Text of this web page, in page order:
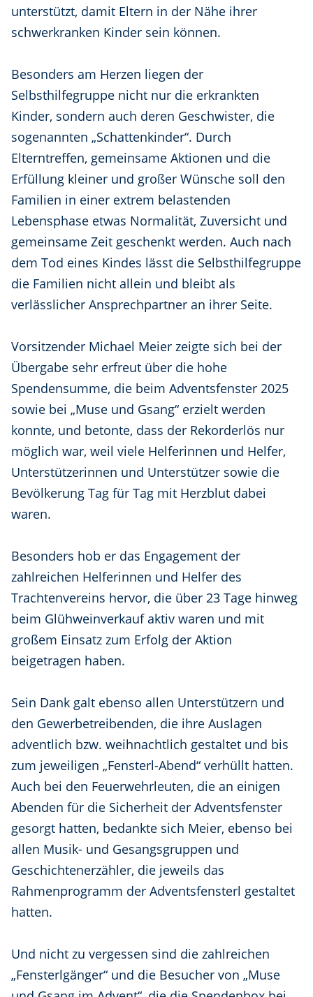
unterstützt, damit Eltern in der Nähe ihrer
schwerkranken Kinder sein können.
Besonders am Herzen liegen der
Selbsthilfegruppe nicht nur die erkrankten
Kinder, sondern auch deren Geschwister, die
sogenannten „Schattenkinder“. Durch
Elterntreffen, gemeinsame Aktionen und die
Erfüllung kleiner und großer Wünsche soll den
Familien in einer extrem belastenden
Lebensphase etwas Normalität, Zuversicht und
gemeinsame Zeit geschenkt werden. Auch nach
dem Tod eines Kindes lässt die Selbsthilfegruppe
die Familien nicht allein und bleibt als
verlässlicher Ansprechpartner an ihrer Seite.
Vorsitzender Michael Meier zeigte sich bei der
Übergabe sehr erfreut über die hohe
Spendensumme, die beim Adventsfenster 2025
sowie bei „Muse und Gsang“ erzielt werden
konnte, und betonte, dass der Rekorderlös nur
möglich war, weil viele Helferinnen und Helfer,
Unterstützerinnen und Unterstützer sowie die
Bevölkerung Tag für Tag mit Herzblut dabei
waren.
Besonders hob er das Engagement der
zahlreichen Helferinnen und Helfer des
Trachtenvereins hervor, die über 23 Tage hinweg
beim Glühweinverkauf aktiv waren und mit
großem Einsatz zum Erfolg der Aktion
beigetragen haben.
Sein Dank galt ebenso allen Unterstützern und
den Gewerbetreibenden, die ihre Auslagen
adventlich bzw. weihnachtlich gestaltet und bis
zum jeweiligen „Fensterl-Abend“ verhüllt hatten.
Auch bei den Feuerwehrleuten, die an einigen
Abenden für die Sicherheit der Adventsfenster
gesorgt hatten, bedankte sich Meier, ebenso bei
allen Musik- und Gesangsgruppen und
Geschichtenerzähler, die jeweils das
Rahmenprogramm der Adventsfensterl gestaltet
hatten.
Und nicht zu vergessen sind die zahlreichen
„Fensterlgänger“ und die Besucher von „Muse